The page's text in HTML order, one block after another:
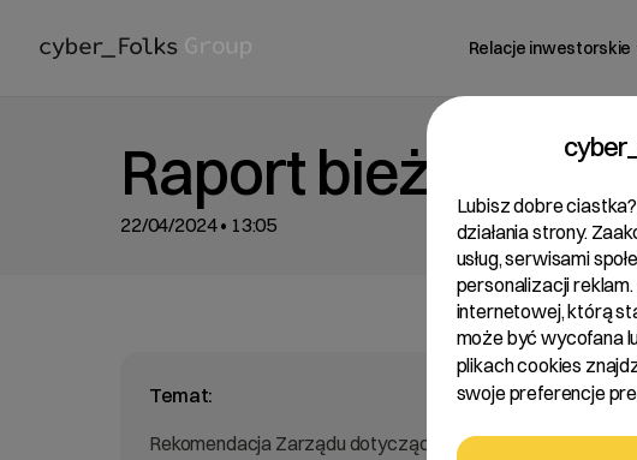
Relacje inwestorskie
Raport bieżący 6/
22/04/2024 • 13:05
Temat:
Rekomendacja Zarządu dotycząca podziału zysku za rok
Lubisz dobre
działania strony.
usług, serwisami
personalizacji
internetowej, którą
może być wycofana
plikach cookies
swoje preferencje